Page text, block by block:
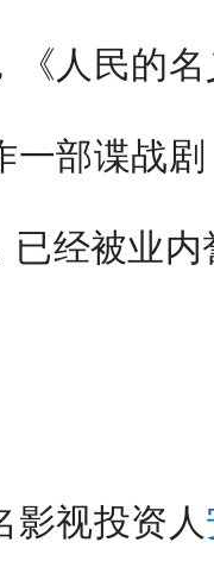
《人民的
一部谍战
经被业
影视投资人